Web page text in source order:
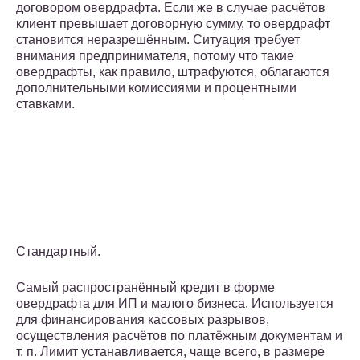
договором овердрафта. Если же в случае расчётов
клиент превышает договорную сумму, то овердрафт
становится неразрешённым. Ситуация требует
внимания предпринимателя, потому что такие
овердрафты, как правило, штрафуются, облагаются
дополнительными комиссиями и процентными
ставками.
Стандартный.
Самый распространённый кредит в форме
овердрафта для ИП и малого бизнеса. Используется
для финансирования кассовых разрывов,
осуществления расчётов по платёжным документам и
т. п. Лимит устанавливается, чаще всего, в размере